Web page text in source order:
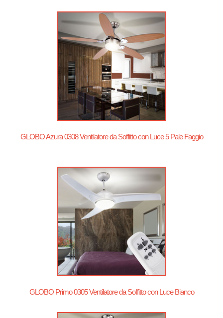
GLOBO Azura 0308 Ventilatore da Soffitto con Luce 5 Pale Faggio
GLOBO Primo 0305 Ventilatore da Soffitto con Luce Bianco